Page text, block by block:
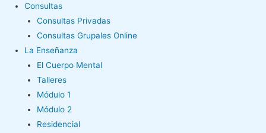
Consultas
Consultas Privadas
Consultas Grupales Online
La Enseñanza
El Cuerpo Mental
Talleres
Módulo 1
Módulo 2
Residencial